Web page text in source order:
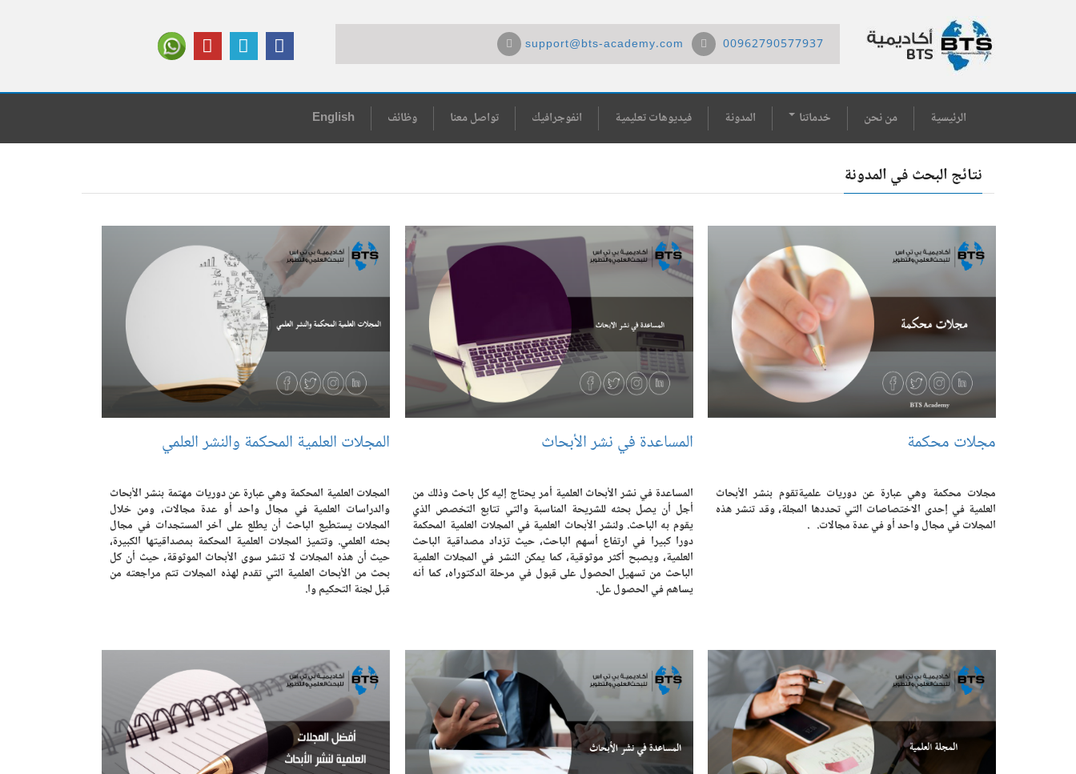
00962790577937
support@bts-academy.com
الرئيسية من نحن خدماتنا المدونة فيديوهات تعليمية انفوجرافيك تواصل معنا وظائف English
نتائج البحث في المدونة
مجلات محكمة
مجلات محكمة وهي عبارة عن دوريات علميةتقوم بنشر الأبحاث
العلمية في إحدى الاختصاصات التي تحددها المجلة، وقد تنشر هذه
المجلات في مجال واحد أو في عدة مجالات. .
المساعدة في نشر الأبحاث
المساعدة في نشر الأبحاث العلمية أمر يحتاج إليه كل باحث وذلك من
أجل أن يصل بحثه للشريحة المناسبة والتي تتابع التخصص الذي
يقوم به الباحث. ولنشر الأبحاث العلمية في المجلات العلمية المحكمة
دورا كبيرا في ارتفاع أسهم الباحث، حيث تزداد مصداقية الباحث
العلمية، ويصبح أكثر موثوقية، كما يمكن النشر في المجلات العلمية
الباحث من تسهيل الحصول على قبول في مرحلة الدكتوراه، كما أنه
يساهم في الحصول عل.
المجلات العلمية المحكمة والنشر العلمي
المجلات العلمية المحكمة وهي عبارة عن دوريات مهتمة بنشر الأبحاث
والدراسات العلمية في مجال واحد أو عدة مجالات، ومن خلال
المجلات يستطيع الباحث أن يطلع على آخر المستجدات في مجال
بحثه العلمي. وتتميز المجلات العلمية المحكمة بمصداقيتها الكبيرة،
حيث أن هذه المجلات لا تنشر سوى الأبحاث الموثوقة، حيث أن كل
بحث من الأبحاث العلمية التي تقدم لهذه المجلات تتم مراجعته من
قبل لجنة التحكيم وا.